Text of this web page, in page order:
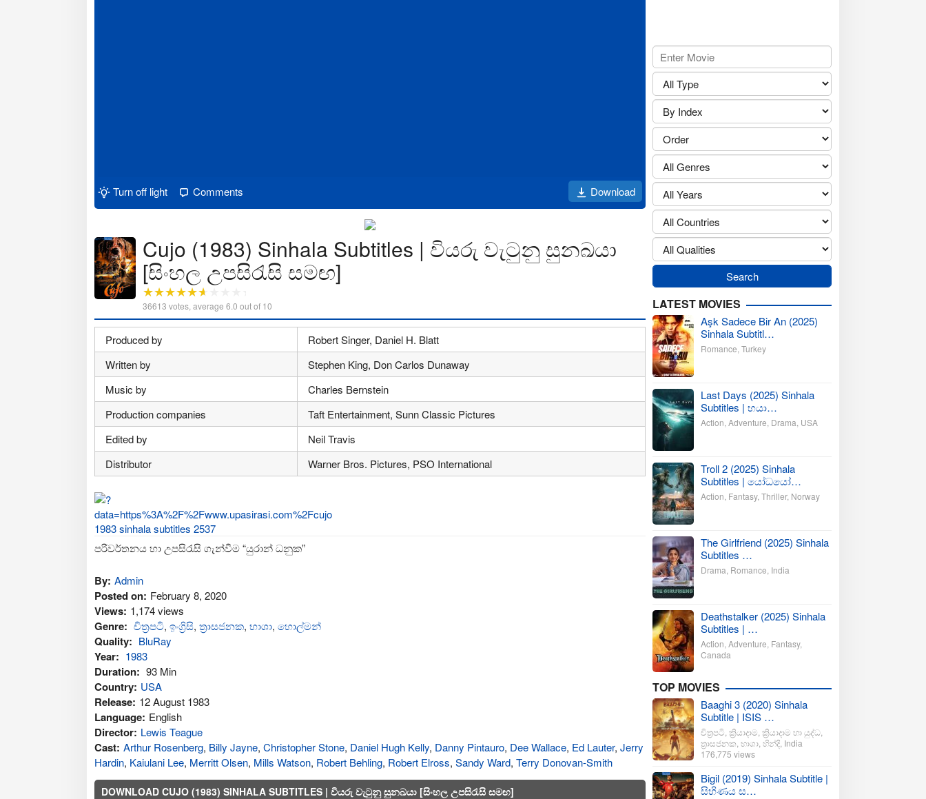
Turn off light Comments Download
Cujo (1983) Sinhala Subtitles | වියරු වැටුනු සුනඛයා
[සිංහල උපසිරැසි සමඟ]
36613 votes, average 6.0 out of 10
Produced by
Robert Singer, Daniel H. Blatt
Written by
Stephen King, Don Carlos Dunaway
Music by
Charles Bernstein
Production companies
Taft Entertainment, Sunn Classic Pictures
Edited by
Neil Travis
Distributor
Warner Bros. Pictures, PSO International
පරිවර්තනය හා උපසිරැසි ගැන්වීම “යුරාන් ධනුක”
By: Admin
Posted on: February 8, 2020
Views: 1,174 views
Genre: චිත්‍රපටි, ඉංග්‍රිසි, ත්‍රාසජනක, භාශා, හොල්මන්
Quality: BluRay
Year: 1983
Duration: 93 Min
Country: USA
Release: 12 August 1983
Language: English
Director: Lewis Teague
Cast: Arthur Rosenberg, Billy Jayne, Christopher Stone, Daniel Hugh Kelly, Danny Pintauro, Dee Wallace, Ed Lauter, Jerry
Hardin, Kaiulani Lee, Merritt Olsen, Mills Watson, Robert Behling, Robert Elross, Sandy Ward, Terry Donovan-Smith
DOWNLOAD CUJO (1983) SINHALA SUBTITLES | වියරු වැටුනු සුනඛයා [සිංහල උපසිරැසි සමඟ]
LATEST MOVIES
Aşk Sadece Bir An (2025)
Sinhala Subtitl…
Romance Turkey
Last Days (2025) Sinhala
Subtitles | භයා…
Action Adventure Drama USA
Troll 2 (2025) Sinhala
Subtitles | යෝධයෝ…
Action Fantasy, Thriller, Norway
The Girlfriend (2025) Sinhala
Subtitles …
Drama Romance India
Deathstalker (2025) Sinhala
Subtitles | …
Action Adventure Fantasy,
Canada
TOP MOVIES
Baaghi 3 (2020) Sinhala
Subtitle | ISIS …
චිත්‍රපටි ක්‍රියාදාම ක්‍රියාදාම හා යුද්ධ
ත්‍රාසජනක භාශා හින්දි India
176,775 views
Bigil (2019) Sinhala Subtitle |
සිහිණය ස…